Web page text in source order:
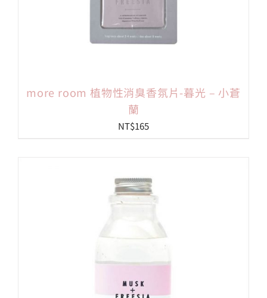
more room 植物性消臭香氛片-暮光 – 小蒼
蘭
NT$165